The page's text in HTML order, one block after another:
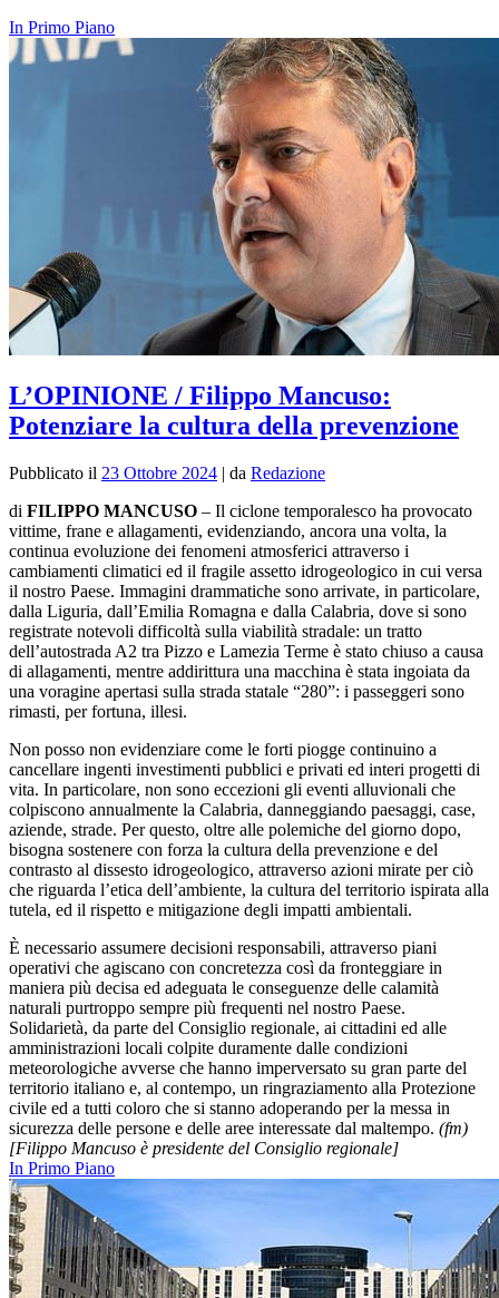
In Primo Piano
L’OPINIONE / Filippo Mancuso:
Potenziare la cultura della prevenzione
Pubblicato il 23 Ottobre 2024 | da Redazione
di FILIPPO MANCUSO – Il ciclone temporalesco ha provocato
vittime, frane e allagamenti, evidenziando, ancora una volta, la
continua evoluzione dei fenomeni atmosferici attraverso i
cambiamenti climatici ed il fragile assetto idrogeologico in cui versa
il nostro Paese. Immagini drammatiche sono arrivate, in particolare,
dalla Liguria, dall’Emilia Romagna e dalla Calabria, dove si sono
registrate notevoli difficoltà sulla viabilità stradale: un tratto
dell’autostrada A2 tra Pizzo e Lamezia Terme è stato chiuso a causa
di allagamenti, mentre addirittura una macchina è stata ingoiata da
una voragine apertasi sulla strada statale “280”: i passeggeri sono
rimasti, per fortuna, illesi.
Non posso non evidenziare come le forti piogge continuino a
cancellare ingenti investimenti pubblici e privati ed interi progetti di
vita. In particolare, non sono eccezioni gli eventi alluvionali che
colpiscono annualmente la Calabria, danneggiando paesaggi, case,
aziende, strade. Per questo, oltre alle polemiche del giorno dopo,
bisogna sostenere con forza la cultura della prevenzione e del
contrasto al dissesto idrogeologico, attraverso azioni mirate per ciò
che riguarda l’etica dell’ambiente, la cultura del territorio ispirata alla
tutela, ed il rispetto e mitigazione degli impatti ambientali.
È necessario assumere decisioni responsabili, attraverso piani
operativi che agiscano con concretezza così da fronteggiare in
maniera più decisa ed adeguata le conseguenze delle calamità
naturali purtroppo sempre più frequenti nel nostro Paese.
Solidarietà, da parte del Consiglio regionale, ai cittadini ed alle
amministrazioni locali colpite duramente dalle condizioni
meteorologiche avverse che hanno imperversato su gran parte del
territorio italiano e, al contempo, un ringraziamento alla Protezione
civile ed a tutti coloro che si stanno adoperando per la messa in
sicurezza delle persone e delle aree interessate dal maltempo. (fm)
[Filippo Mancuso è presidente del Consiglio regionale]
In Primo Piano